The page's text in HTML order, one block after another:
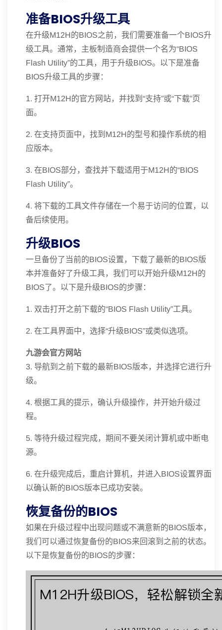
准备BIOS升级工具
在升级M12H的BIOS之前，我们需要准备一个BIOS升
级工具。通常，主板制造商会提供一个名为“BIOS
Flash Utility”的工具，用于升级BIOS。以下是准备
BIOS升级工具的步骤：
1. 打开M12H的官方网站，并找到“支持”或“下载”页
面。
2. 在支持页面中，找到M12H的型号和操作系统的相
应版本。
3. 在BIOS部分，查找并下载适用于M12H的“BIOS
Flash Utility”。
4. 将下载的工具文件存储在一个易于访问的位置，以
备后续使用。
升级BIOS
一旦备份了当前的BIOS设置，下载了最新的BIOS版
本并准备好了升级工具，我们可以开始升级M12H的
BIOS了。以下是升级BIOS的步骤：
1. 双击打开之前下载的“BIOS Flash Utility”工具。
2. 在工具界面中，选择“升级BIOS”或类似选项。
九游会官方网站
3. 导航到之前下载的最新BIOS版本，并选择它进行升
级。
4. 根据工具的提示，确认升级操作，并开始升级过
程。
5. 等待升级过程完成，期间不要关闭计算机或中断电
源。
6. 在升级完成后，重启计算机，并进入BIOS设置界面
以确认新的BIOS版本已成功安装。
恢复备份的BIOS
如果在升级过程中出现问题或不满意新的BIOS版本，
我们可以通过恢复备份的BIOS来回滚到之前的状态。
以下是恢复备份的BIOS的步骤：